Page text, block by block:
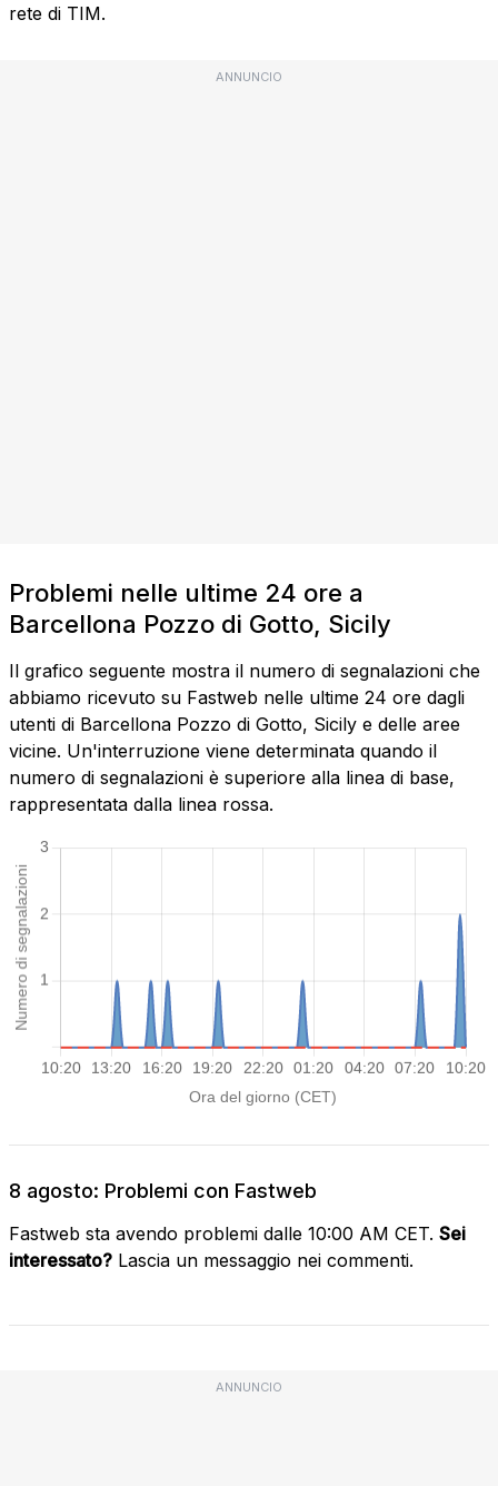
rete di TIM.
ANNUNCIO
Problemi nelle ultime 24 ore a
Barcellona Pozzo di Gotto, Sicily
Il grafico seguente mostra il numero di segnalazioni che
abbiamo ricevuto su Fastweb nelle ultime 24 ore dagli
utenti di Barcellona Pozzo di Gotto, Sicily e delle aree
vicine. Un'interruzione viene determinata quando il
numero di segnalazioni è superiore alla linea di base,
rappresentata dalla linea rossa.
8 agosto: Problemi con Fastweb
Fastweb sta avendo problemi dalle 10:00 AM CET. Sei
interessato? Lascia un messaggio nei commenti.
ANNUNCIO